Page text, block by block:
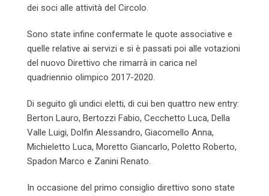
dei soci alle attività del Circolo.
Sono state infine confermate le quote associative e
quelle relative ai servizi e si è passati poi alle votazioni
del nuovo Direttivo che rimarrà in carica nel
quadriennio olimpico 2017-2020.
Di seguito gli undici eletti, di cui ben quattro new entry:
Berton Lauro, Bertozzi Fabio, Cecchetto Luca, Della
Valle Luigi, Dolfin Alessandro, Giacomello Anna,
Michieletto Luca, Moretto Giancarlo, Poletto Roberto,
Spadon Marco e Zanini Renato.
In occasione del primo consiglio direttivo sono state